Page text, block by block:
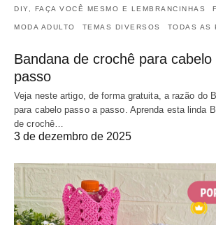
DIY, FAÇA VOCÊ MESMO E LEMBRANCINHAS
MODA ADULTO TEMAS DIVERSOS TODAS AS
Bandana de crochê para cabelo
passo
Veja neste artigo, de forma gratuita, a razão do
para cabelo passo a passo. Aprenda esta linda
de crochê…
3 de dezembro de 2025